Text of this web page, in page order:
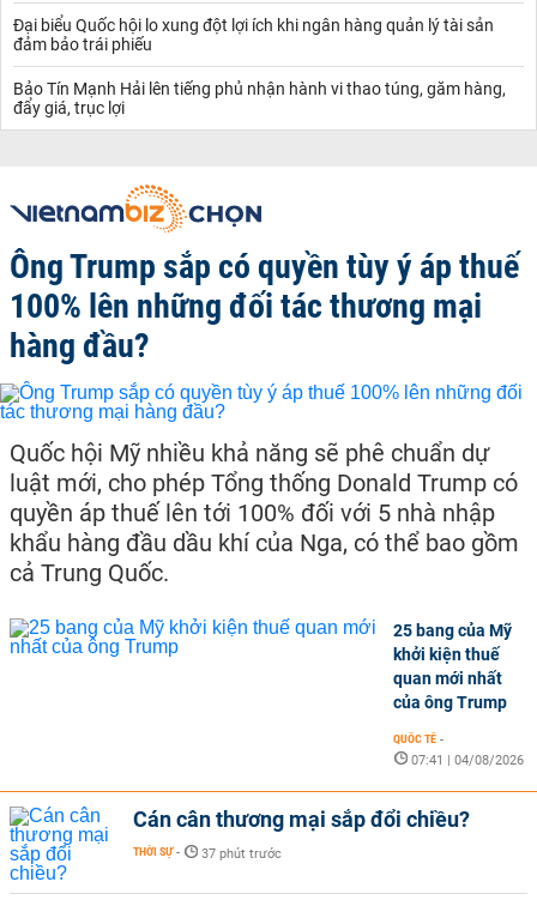
Đại biểu Quốc hội lo xung đột lợi ích khi ngân hàng quản lý tài sản
đảm bảo trái phiếu
Bảo Tín Mạnh Hải lên tiếng phủ nhận hành vi thao túng, găm hàng,
đẩy giá, trục lợi
Ông Trump sắp có quyền tùy ý áp thuế
100% lên những đối tác thương mại
hàng đầu?
Quốc hội Mỹ nhiều khả năng sẽ phê chuẩn dự
luật mới, cho phép Tổng thống Donald Trump có
quyền áp thuế lên tới 100% đối với 5 nhà nhập
khẩu hàng đầu dầu khí của Nga, có thể bao gồm
cả Trung Quốc.
25 bang của Mỹ
khởi kiện thuế
quan mới nhất
của ông Trump
QUỐC TẾ -
07:41 | 04/08/2026
Cán cân thương mại sắp đổi chiều?
THỜI SỰ - 37 phút trước